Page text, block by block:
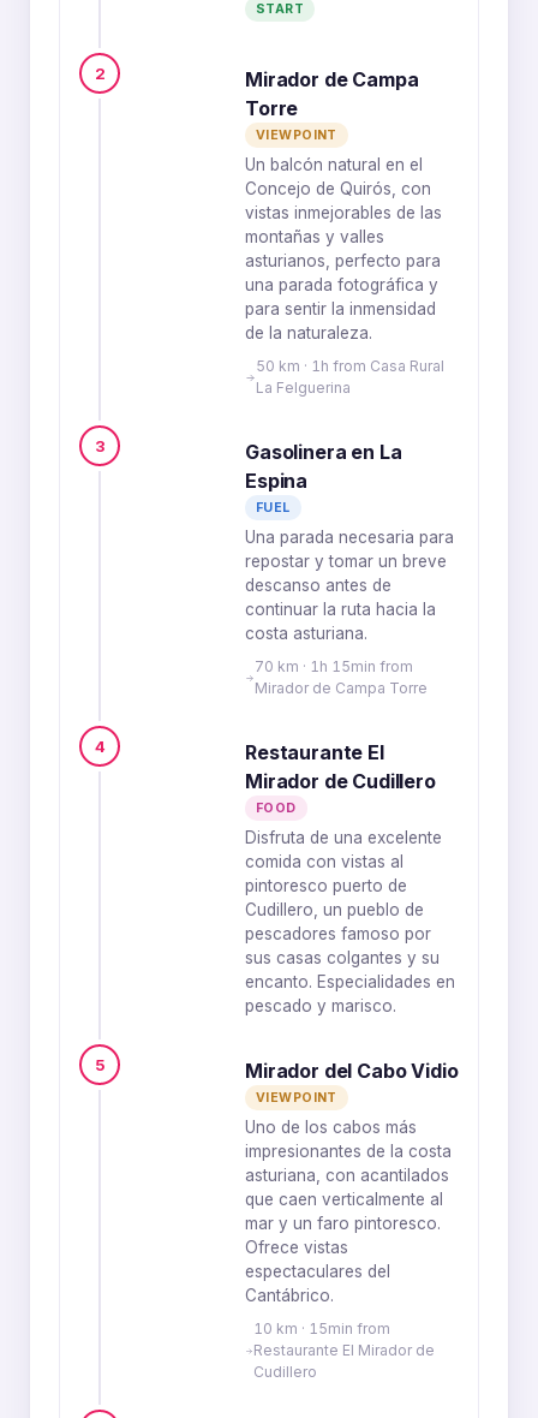
START
2
Mirador de Campa
Torre
VIEWPOINT
Un balcón natural en el
Concejo de Quirós, con
vistas inmejorables de las
montañas y valles
asturianos, perfecto para
una parada fotográfica y
para sentir la inmensidad
de la naturaleza.
50 km · 1h from Casa Rural
La Felguerina
3
Gasolinera en La
Espina
FUEL
Una parada necesaria para
repostar y tomar un breve
descanso antes de
continuar la ruta hacia la
costa asturiana.
70 km · 1h 15min from
Mirador de Campa Torre
4
Restaurante El
Mirador de Cudillero
FOOD
Disfruta de una excelente
comida con vistas al
pintoresco puerto de
Cudillero, un pueblo de
pescadores famoso por
sus casas colgantes y su
encanto. Especialidades en
pescado y marisco.
5 Mirador del Cabo Vidio
VIEWPOINT
Uno de los cabos más
impresionantes de la costa
asturiana, con acantilados
que caen verticalmente al
mar y un faro pintoresco.
Ofrece vistas
espectaculares del
Cantábrico.
10 km · 15min from
Restaurante El Mirador de
Cudillero